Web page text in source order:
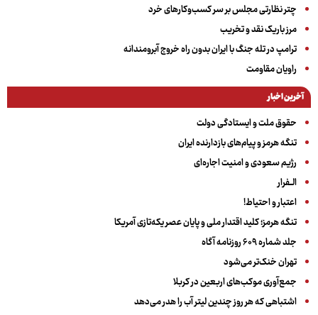
چتر نظارتی مجلس بر سر کسب‌وکارهای خرد
مرز باریک نقد و تخریب
ترامپ در تله جنگ با ایران بدون راه خروج آبرومندانه
راویان مقاومت
آخرین اخبار
حقوق ملت و ایستادگی دولت
تنگه هرمز و پیام‌های بازدارنده ایران
رژیم سعودی و امنیت اجاره‌ای
الــفرار
اعتبار و احتیاط!
تنگه هرمز؛ کلید اقتدار ملی و پایان عصر یکه‌تازی آمریکا
جلد شماره ۶۰۹ روزنامه آگاه
تهران خنک‌تر می‌شود
جمع‌آوری موکب‌های اربعین در کربلا
اشتباهی که هر روز چندین لیتر آب را هدر می‌دهد